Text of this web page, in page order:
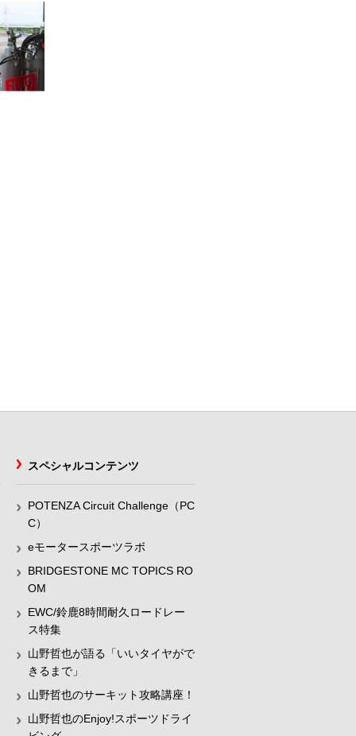
スペシャルコンテンツ
POTENZA Circuit Challenge（PC
C）
eモータースポーツラボ
BRIDGESTONE MC TOPICS RO
OM
EWC/鈴鹿8時間耐久ロードレー
ス特集
山野哲也が語る「いいタイヤがで
きるまで」
山野哲也のサーキット攻略講座！
山野哲也のEnjoy!スポーツドライ